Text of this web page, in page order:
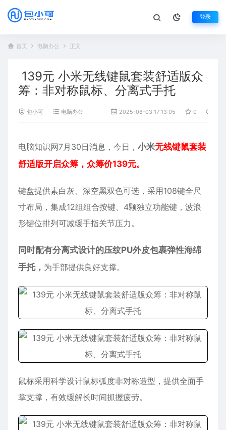
登录
首页 电脑办公 正文
139元 小米无线键鼠套装舒适版众
筹：非对称鼠标、分离式手托
包小可 电脑办公 2025-08-03 17:13:05 0
电脑知识网7月30日消息，今日， 小米无线键鼠套装
舒适版开启众筹，众筹价139元。
键盘提供素白灰、深空黑双色可选，采用108键全尺
寸布局，集成12组组合按键、4颗独立功能键，波浪
形键位排列可减缓手指关节压力。
同时配有分离式设计的压纹PU外皮包裹弹性海绵
手托， 为手部提供良好支撑。
鼠标采用科学设计鼠标弧度非对称造型，提供全面手
掌支撑，有效缓解长时间抓握疲劳。